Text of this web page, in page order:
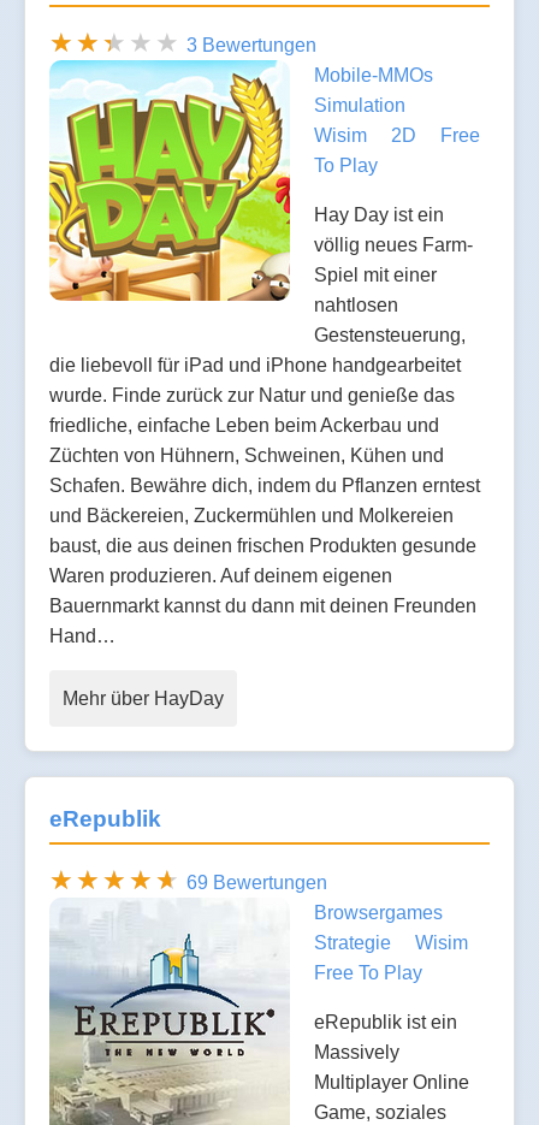
3 Bewertungen
Mobile-MMOs
Simulation
Wisim
2D
Free
To Play
Hay Day ist ein
völlig neues Farm-
Spiel mit einer
nahtlosen
Gestensteuerung,
die liebevoll für iPad und iPhone handgearbeitet
wurde. Finde zurück zur Natur und genieße das
friedliche, einfache Leben beim Ackerbau und
Züchten von Hühnern, Schweinen, Kühen und
Schafen. Bewähre dich, indem du Pflanzen erntest
und Bäckereien, Zuckermühlen und Molkereien
baust, die aus deinen frischen Produkten gesunde
Waren produzieren. Auf deinem eigenen
Bauernmarkt kannst du dann mit deinen Freunden
Hand…
Mehr über HayDay
eRepublik
69 Bewertungen
Browsergames
Strategie
Wisim
Free To Play
eRepublik ist ein
Massively
Multiplayer Online
Game, soziales